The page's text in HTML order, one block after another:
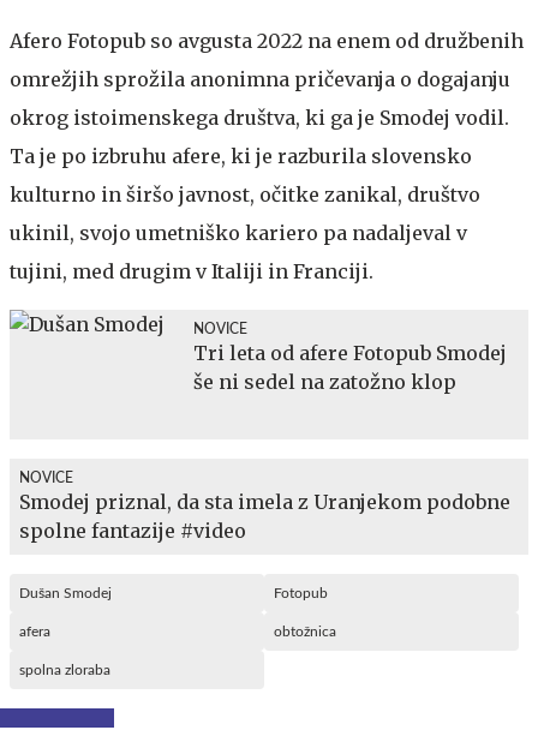
Afero Fotopub so avgusta 2022 na enem od družbenih
omrežjih sprožila anonimna pričevanja o dogajanju
okrog istoimenskega društva, ki ga je Smodej vodil.
Ta je po izbruhu afere, ki je razburila slovensko
kulturno in širšo javnost, očitke zanikal, društvo
ukinil, svojo umetniško kariero pa nadaljeval v
tujini, med drugim v Italiji in Franciji.
NOVICE
Tri leta od afere Fotopub Smodej
še ni sedel na zatožno klop
NOVICE
Smodej priznal, da sta imela z Uranjekom podobne
spolne fantazije #video
Dušan Smodej Fotopub
afera obtožnica
spolna zloraba